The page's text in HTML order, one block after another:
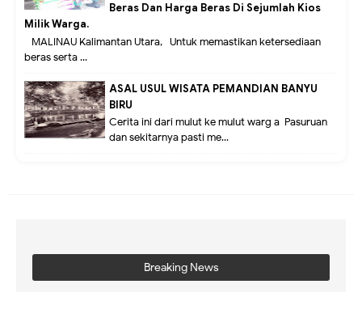
Beras Dan Harga Beras Di Sejumlah Kios
Milik Warga.
MALINAU Kalimantan Utara,- Untuk memastikan ketersediaan
beras serta ...
ASAL USUL WISATA PEMANDIAN BANYU
BIRU
Cerita ini dari mulut ke mulut warg a Pasuruan
dan sekitarnya pasti me...
Breaking News